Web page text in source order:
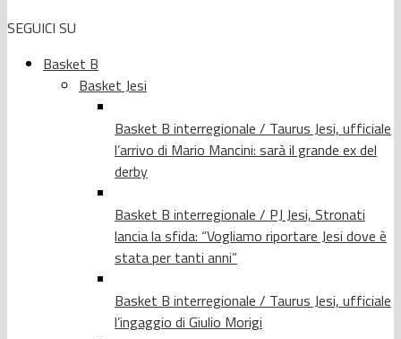
SEGUICI SU
Basket B
Basket Jesi
Basket B interregionale / Taurus Jesi, ufficiale
l’arrivo di Mario Mancini: sarà il grande ex del
derby
Basket B interregionale / PJ Jesi, Stronati
lancia la sfida: “Vogliamo riportare Jesi dove è
stata per tanti anni”
Basket B interregionale / Taurus Jesi, ufficiale
l’ingaggio di Giulio Morigi